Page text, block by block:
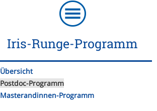
Iris-Runge-Programm
Übersicht
Postdoc-Programm
Masterandinnen-Programm